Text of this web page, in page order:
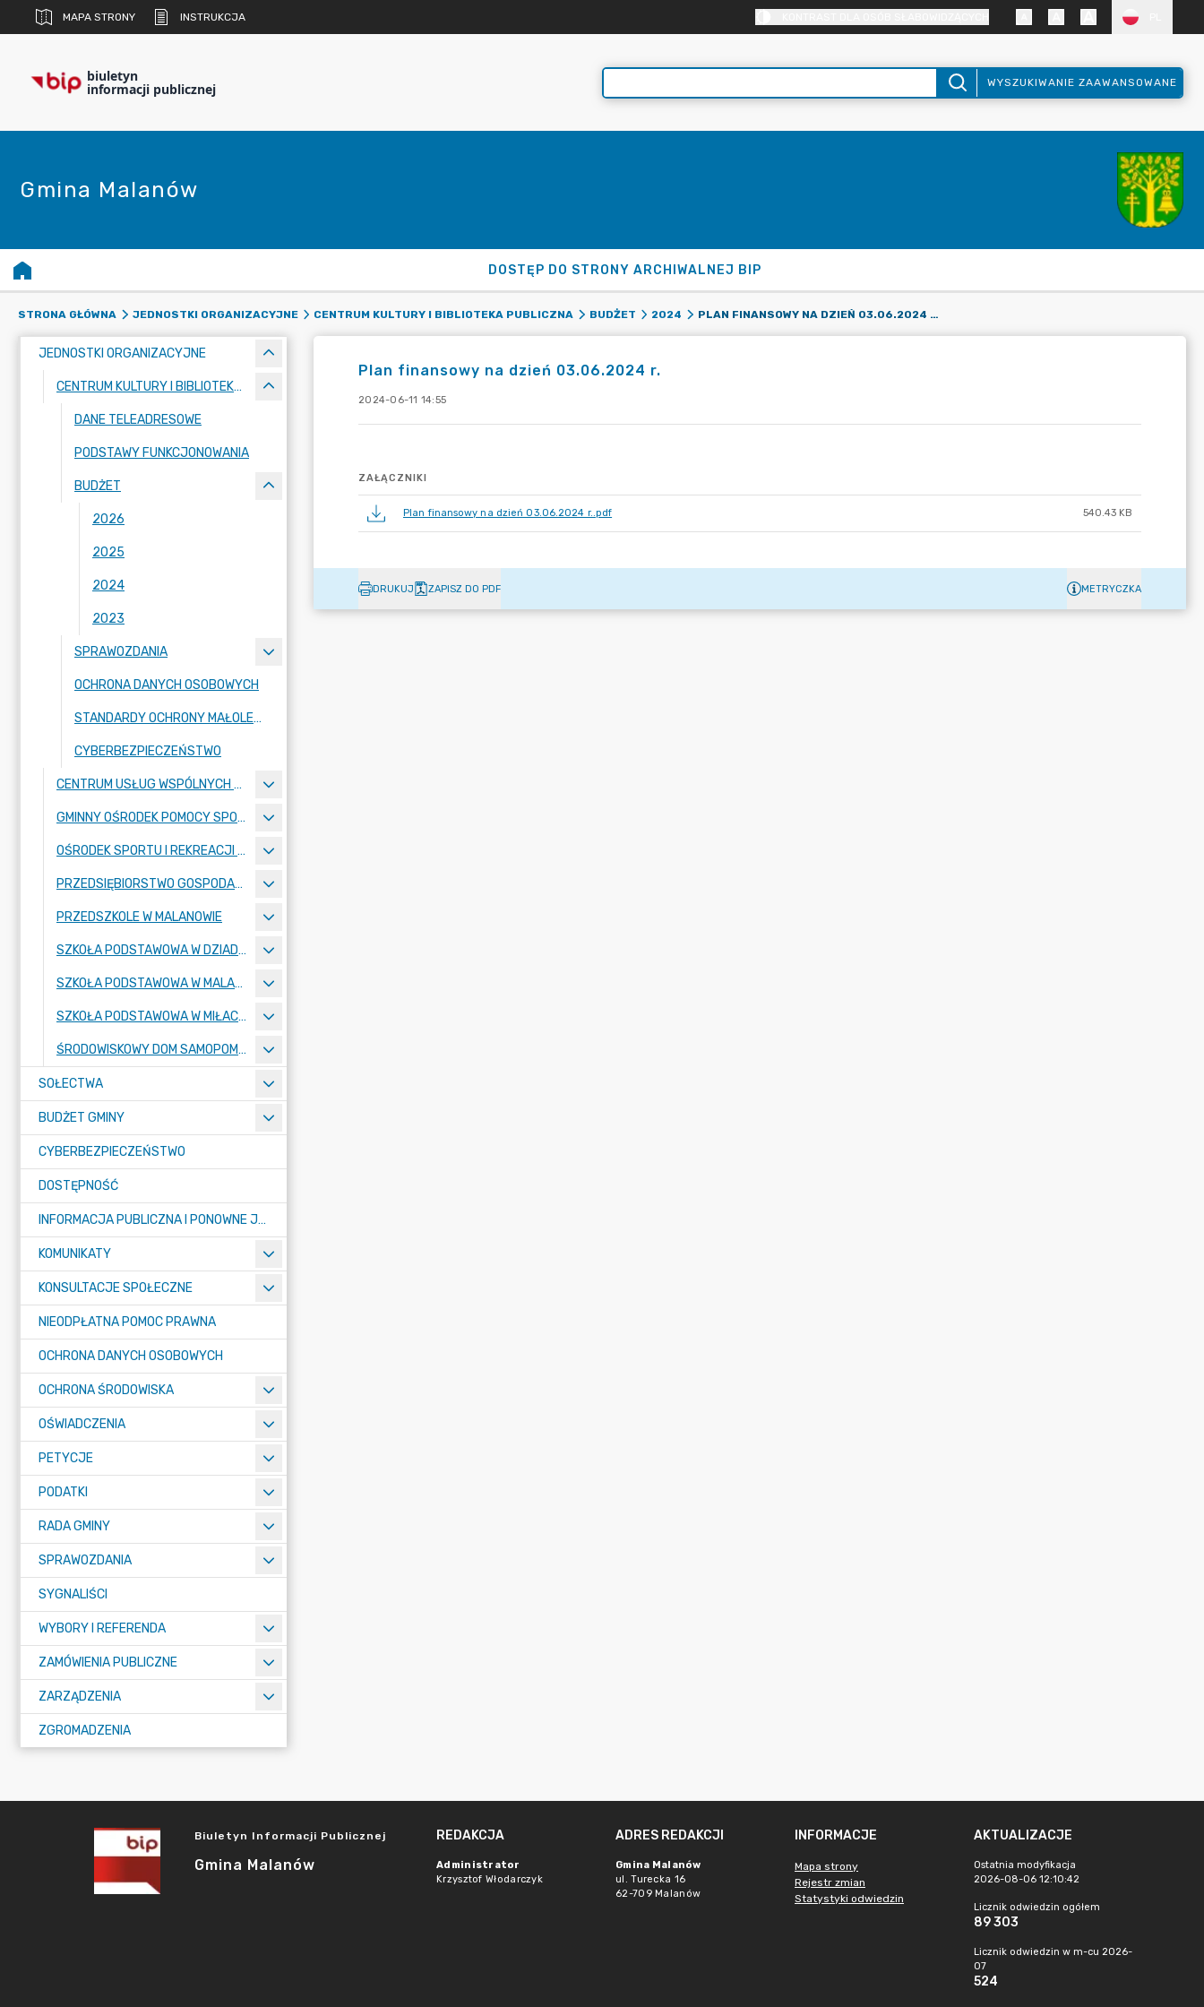
MAPA STRONY INSTRUKCJA
biuletyn
informacji publicznej WYSZUKIWANIE ZAAWANSOWANE
Gmina Malanów
DOSTĘP DO STRONY ARCHIWALNEJ BIP
STRONA GŁÓWNA JEDNOSTKI ORGANIZACYJNE CENTRUM KULTURY I BIBLIOTEKA PUBLICZNA BUDŻET 2024 PLAN FINANSOWY NA DZIEŃ 03.06.2024 R.
JEDNOSTKI ORGANIZACYJNE
CENTRUM KULTURY I BIBLIOTEKA PUBLICZNA
DANE TELEADRESOWE
PODSTAWY FUNKCJONOWANIA
BUDŻET
2026
2025
2024
2023
SPRAWOZDANIA
OCHRONA DANYCH OSOBOWYCH
STANDARDY OCHRONY MAŁOLETNICH
CYBERBEZPIECZEŃSTWO
CENTRUM USŁUG WSPÓLNYCH W MALANOWIE
GMINNY OŚRODEK POMOCY SPOŁECZNEJ
OŚRODEK SPORTU I REKREACJI W MALANOWIE
PRZEDSIĘBIORSTWO GOSPODARKI KOMUNALNEJ
PRZEDSZKOLE W MALANOWIE
SZKOŁA PODSTAWOWA W DZIADOWICACH
SZKOŁA PODSTAWOWA W MALANOWIE
SZKOŁA PODSTAWOWA W MIŁACZEWIE
ŚRODOWISKOWY DOM SAMOPOMOCY
SOŁECTWA
BUDŻET GMINY
CYBERBEZPIECZEŃSTWO
DOSTĘPNOŚĆ
INFORMACJA PUBLICZNA I PONOWNE JEJ WYKORZYSTYWANIE
KOMUNIKATY
KONSULTACJE SPOŁECZNE
NIEODPŁATNA POMOC PRAWNA
OCHRONA DANYCH OSOBOWYCH
OCHRONA ŚRODOWISKA
OŚWIADCZENIA
PETYCJE
PODATKI
RADA GMINY
SPRAWOZDANIA
SYGNALIŚCI
WYBORY I REFERENDA
ZAMÓWIENIA PUBLICZNE
ZARZĄDZENIA
ZGROMADZENIA
Plan finansowy na dzień 03.06.2024 r.
2024-06-11 14:55
ZAŁĄCZNIKI
Plan finansowy na dzień 03.06.2024 r..pdf 540.43 KB
DRUKUJ ZAPISZ DO PDF METRYCZKA
Biuletyn Informacji Publicznej
Gmina Malanów
REDAKCJA
Administrator
Krzysztof Włodarczyk
ADRES REDAKCJI
Gmina Malanów
ul. Turecka 16
62-709 Malanów
INFORMACJE
Mapa strony
Rejestr zmian
Statystyki odwiedzin
AKTUALIZACJE
Ostatnia modyfikacja
2026-08-06 12:10:42
Licznik odwiedzin ogółem
89 303
Licznik odwiedzin w m-cu 2026-
07
524